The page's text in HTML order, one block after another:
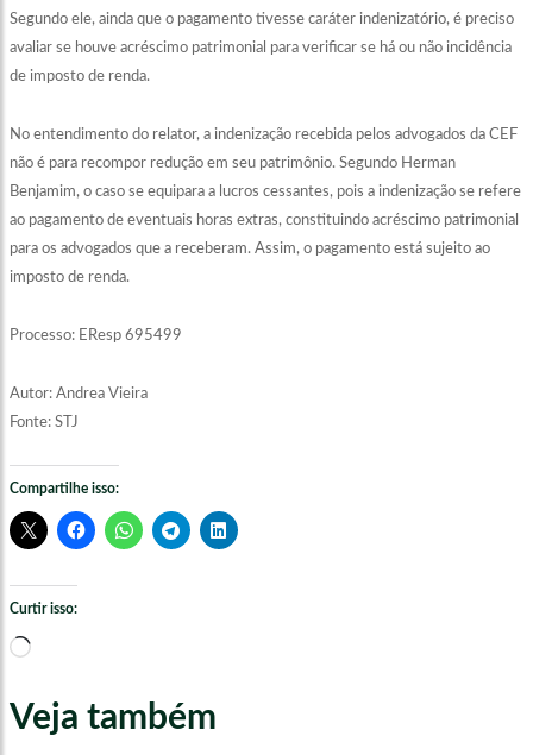
Segundo ele, ainda que o pagamento tivesse caráter indenizatório, é preciso
avaliar se houve acréscimo patrimonial para verificar se há ou não incidência
de imposto de renda.
No entendimento do relator, a indenização recebida pelos advogados da CEF
não é para recompor redução em seu patrimônio. Segundo Herman
Benjamim, o caso se equipara a lucros cessantes, pois a indenização se refere
ao pagamento de eventuais horas extras, constituindo acréscimo patrimonial
para os advogados que a receberam. Assim, o pagamento está sujeito ao
imposto de renda.
Processo: EResp 695499
Autor: Andrea Vieira
Fonte: STJ
Compartilhe isso:
Curtir isso:
Carregando...
Veja também